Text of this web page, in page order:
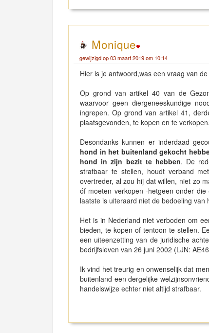
Monique
gewijzigd op 03 maart 2019 om 10:14
Hier is je antwoord,was een vraag van
Op grond van artikel 40 van de
waarvoor geen diergeneeskundige
ingrepen. Op grond van artikel 41,
plaatsgevonden, te kopen en te verkopen.
Desondanks kunnen er inderdaad
hond in het buitenland gekocht
hond in zijn bezit te hebben. De
strafbaar te stellen, houdt verband
overtreder, al zou hij dat willen, niet zo
óf moeten verkopen -hetgeen onder
laatste is uiteraard niet de bedoeling van
Het is in Nederland niet verboden om
bieden, te kopen of tentoon te stellen.
een uiteenzetting van de juridische
bedrijfsleven van 26 juni 2002 (LJN:
Ik vind het treurig en onwenselijk dat
buitenland een dergelijke
handelswijze echter niet altijd strafbaar.